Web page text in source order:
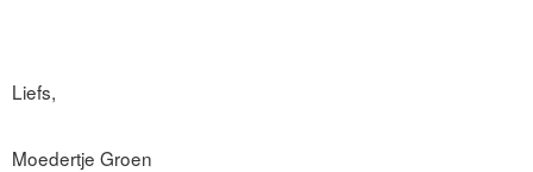
Liefs,
Moedertje Groen